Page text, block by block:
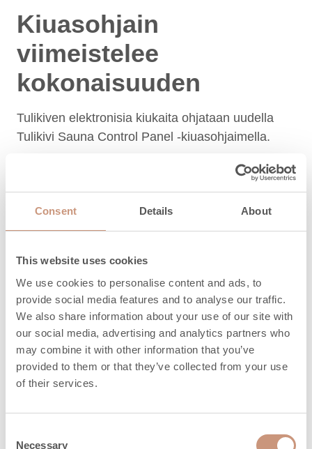
Consent Details About
This website uses cookies
We use cookies to personalise content and ads, to
provide social media features and to analyse our traffic.
We also share information about your use of our site with
our social media, advertising and analytics partners who
may combine it with other information that you’ve
provided to them or that they’ve collected from your use
of their services.
Necessary
Kiuasohjain
viimeistelee
kokonaisuuden
Tulikiven elektronisia kiukaita ohjataan uudella
Tulikivi Sauna Control Panel -kiuasohjaimella.